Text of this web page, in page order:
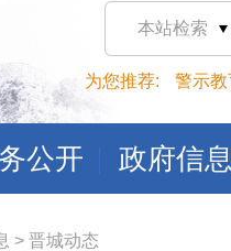
本站检索
为您推荐: 警示教
公开 政府信
> 晋城动态